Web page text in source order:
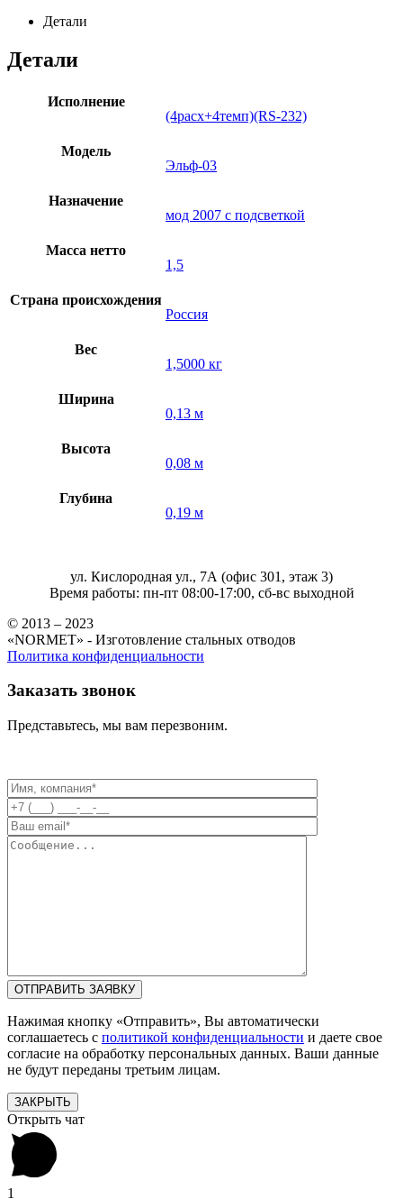
Детали
Детали
Исполнение
(4расх+4темп)(RS-232)
Модель
Эльф-03
Назначение
мод 2007 с подсветкой
Масса нетто
1,5
Страна происхождения
Россия
Вес
1,5000 кг
Ширина
0,13 м
Высота
0,08 м
Глубина
0,19 м
ул. Кислородная ул., 7А (офис 301, этаж 3)
Время работы: пн-пт 08:00-17:00, сб-вс выходной
© 2013 – 2023
«NORMET» - Изготовление стальных отводов
Политика конфиденциальности
Заказать звонок
Представьтесь, мы вам перезвоним.
Нажимая кнопку «Отправить», Вы автоматически
соглашаетесь с политикой конфиденциальности и даете свое
согласие на обработку персональных данных. Ваши данные
не будут переданы третьим лицам.
ЗАКРЫТЬ
Открыть чат
1